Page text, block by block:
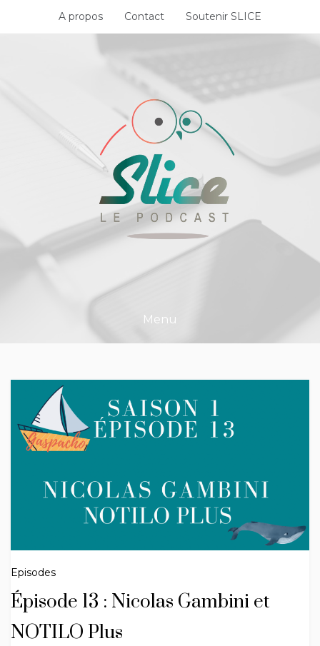
A propos Contact Soutenir SLICE
Menu
Episodes
Épisode 13 : Nicolas Gambini et
NOTILO Plus